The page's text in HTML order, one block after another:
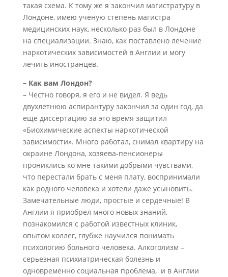
такая схема. К тому же я закончил магистратуру в
Лондоне, имею ученую степень магистра
медицинских наук, несколько раз был в Лондоне
на специализации. Знаю, как поставлено лечение
наркотических зависимостей в Англии и могу
лечить иностранцев.
– Как вам Лондон?
– Честно говоря, я его и не видел. Я ведь
двухлетнюю аспирантуру закончил за один год, да
еще диссертацию за это время защитил
«Биохимические аспекты наркотической
зависимости». Много работал, снимал квартиру на
окраине Лондона, хозяева-пенсионеры
прониклись ко мне такими добрыми чувствами,
что перестали брать с меня плату, воспринимали
как родного человека и хотели даже усыновить.
Замечательные люди, простые и сердечные! В
Англии я приобрел много новых знаний,
познакомился с работой известных клиник,
опытом коллег, глубже научился понимать
психологию больного человека. Алкоголизм –
серьезная психиатрическая болезнь и
одновременно социальная проблема, и в Англии